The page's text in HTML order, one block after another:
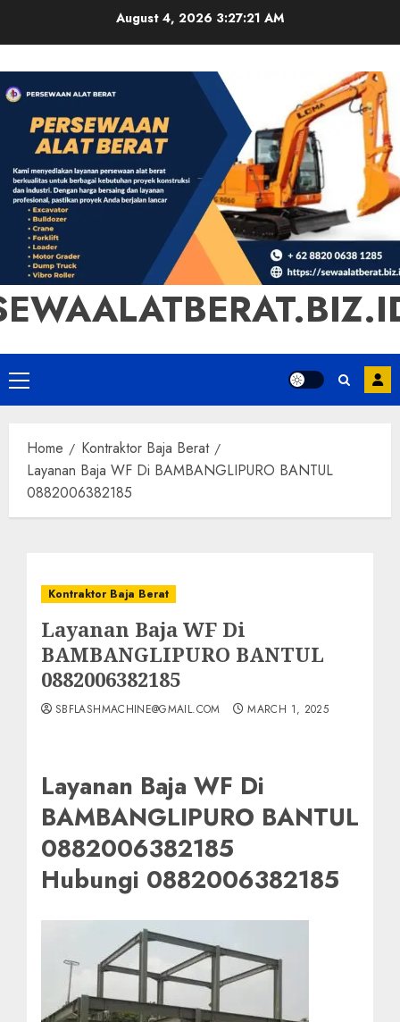
August 4, 2026 3:27:22 AM
Primary
Menu
Home
Kontraktor Baja Berat
Layanan Baja WF Di BAMBANGLIPURO BANTUL
0882006382185
Kontraktor Baja Berat
Layanan Baja WF Di
BAMBANGLIPURO BANTUL
0882006382185
SBFLASHMACHINE@GMAIL.COM MARCH 1, 2025
Layanan Baja WF Di
BAMBANGLIPURO BANTUL
0882006382185
Hubungi 0882006382185